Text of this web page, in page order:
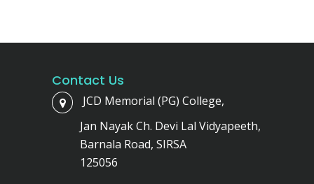
Contact Us
JCD Memorial (PG) College,
Jan Nayak Ch. Devi Lal Vidyapeeth,
Barnala Road, SIRSA
125056